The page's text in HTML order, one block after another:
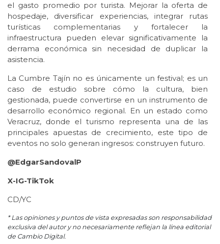
el gasto promedio por turista. Mejorar la oferta de
hospedaje, diversificar experiencias, integrar rutas
turísticas complementarias y fortalecer la
infraestructura pueden elevar significativamente la
derrama económica sin necesidad de duplicar la
asistencia.
La Cumbre Tajín no es únicamente un festival; es un
caso de estudio sobre cómo la cultura, bien
gestionada, puede convertirse en un instrumento de
desarrollo económico regional. En un estado como
Veracruz, donde el turismo representa una de las
principales apuestas de crecimiento, este tipo de
eventos no solo generan ingresos: construyen futuro.
@EdgarSandovalP
X-IG-TikTok
CD/YC
* Las opiniones y puntos de vista expresadas son responsabilidad
exclusiva del autor y no necesariamente reflejan la línea editorial
de Cambio Digital.